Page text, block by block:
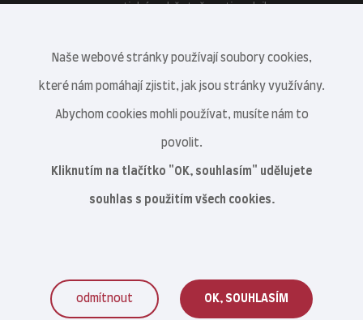
Veterinární centrum s.r.o. © 2021–2026
Naše webové stránky používají soubory cookies,
které nám pomáhají zjistit, jak jsou stránky využívány.
Abychom cookies mohli používat, musíte nám to
povolit.
Kliknutím na tlačítko "OK, souhlasím" udělujete
souhlas s použitím všech cookies.
odmítnout OK, SOUHLASÍM